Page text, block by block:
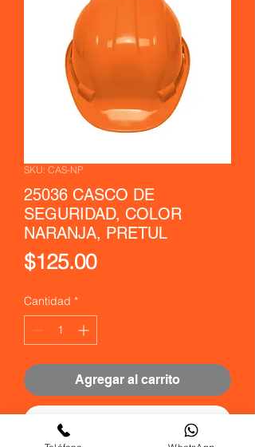
SKU: CAS-NP
25036 CASCO DE
SEGURIDAD, COLOR
NARANJA, PRETUL
$125.00Precio
Cantidad *
Agregar al carrito